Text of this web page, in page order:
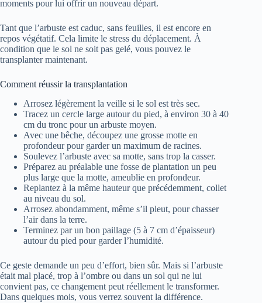
moments pour lui offrir un nouveau départ.
Tant que l’arbuste est caduc, sans feuilles, il est encore en
repos végétatif. Cela limite le stress du déplacement. À
condition que le sol ne soit pas gelé, vous pouvez le
transplanter maintenant.
Comment réussir la transplantation
Arrosez légèrement la veille si le sol est très sec.
Tracez un cercle large autour du pied, à environ 30 à 40
cm du tronc pour un arbuste moyen.
Avec une bêche, découpez une grosse motte en
profondeur pour garder un maximum de racines.
Soulevez l’arbuste avec sa motte, sans trop la casser.
Préparez au préalable une fosse de plantation un peu
plus large que la motte, ameublie en profondeur.
Replantez à la même hauteur que précédemment, collet
au niveau du sol.
Arrosez abondamment, même s’il pleut, pour chasser
l’air dans la terre.
Terminez par un bon paillage (5 à 7 cm d’épaisseur)
autour du pied pour garder l’humidité.
Ce geste demande un peu d’effort, bien sûr. Mais si l’arbuste
était mal placé, trop à l’ombre ou dans un sol qui ne lui
convient pas, ce changement peut réellement le transformer.
Dans quelques mois, vous verrez souvent la différence.